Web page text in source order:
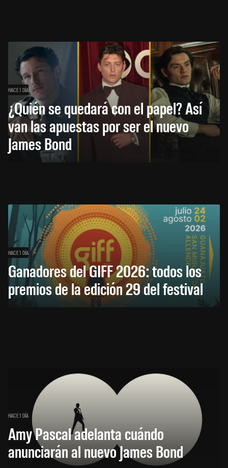
HACE 1 DÍA
¿Quién se quedará con el papel? Así
van las apuestas por ser el nuevo
James Bond
HACE 1 DÍA
Ganadores del GIFF 2026: todos los
premios de la edición 29 del festival
HACE 1 DÍA
Amy Pascal adelanta cuándo
anunciarán al nuevo James Bond